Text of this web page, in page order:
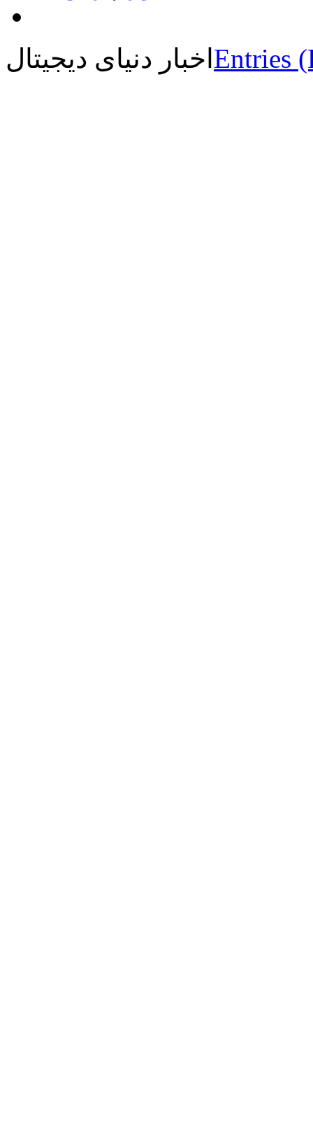
اخبار دنیای دیجیتال Entries